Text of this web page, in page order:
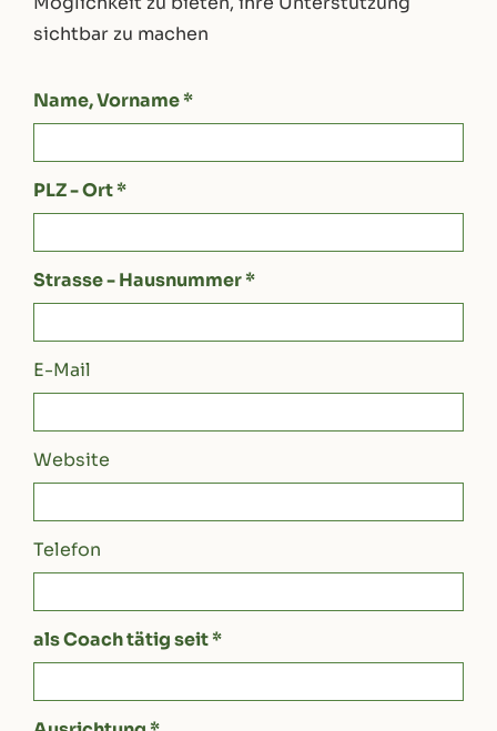
sichtbar zu machen
Name, Vorname *
PLZ - Ort *
Strasse - Hausnummer *
E-Mail
Website
Telefon
als Coach tätig seit *